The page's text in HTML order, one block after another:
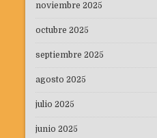
noviembre 2025
octubre 2025
septiembre 2025
agosto 2025
julio 2025
junio 2025